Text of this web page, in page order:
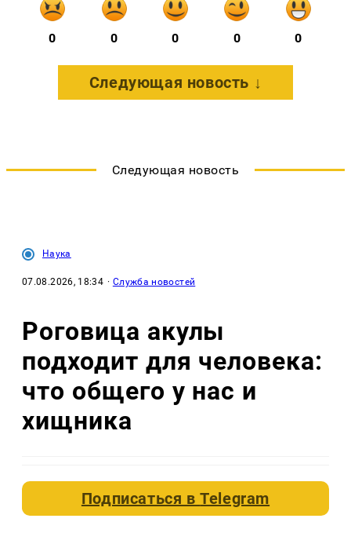
0 0 0 0 0
Следующая новость ↓
Следующая новость
Наука
07.08.2026, 18:34 · Служба новостей
Роговица акулы
подходит для человека:
что общего у нас и
хищника
Подписаться вTelegram